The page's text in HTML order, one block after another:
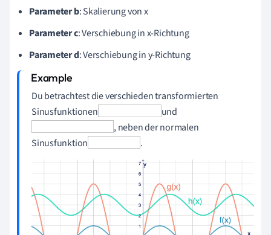
Parameter b: Skalierung von x
Parameter c: Verschiebung in x-Richtung
Parameter d: Verschiebung in y-Richtung
Du betrachtest die verschieden transformierten
Sinusfunktionen
und
, neben der normalen
Sinusfunktion
.